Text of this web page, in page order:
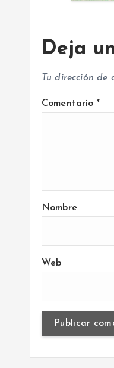
a
d
a
Deja
Tu dirección de
Comentario *
Nombre
Web